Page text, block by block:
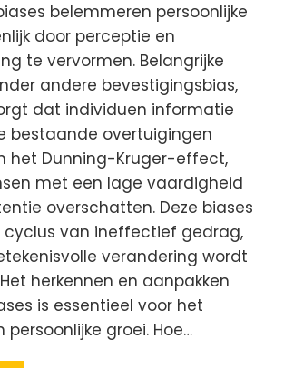
belemmeren persoonlijke
door perceptie en
te vervormen. Belangrijke
andere bevestigingsbias,
dat individuen informatie
bestaande overtuigingen
het Dunning-Kruger-effect,
met een lage vaardigheid
overschatten. Deze biases
cyclus van ineffectief gedrag,
verandering wordt
herkennen en aanpakken
is essentieel voor het
persoonlijke groei. Hoe…